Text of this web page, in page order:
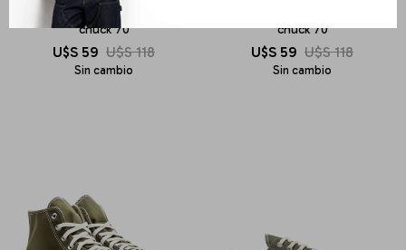
CONVERSE
chuck 70
U$S 59 U$S 118
Sin cambio
chuck 70
U$S 59 U$S 118
Sin cambio